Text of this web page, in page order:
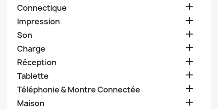
Connectique 
Impression 
Son 
Charge 
Réception 
Tablette 
Téléphonie & Montre Connectée 
Maison 